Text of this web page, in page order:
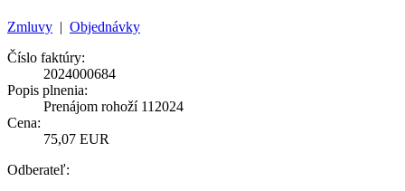
Zmluvy | Objednávky
Číslo faktúry:
2024000684
Popis plnenia:
Prenájom rohoží 112024
Cena:
75,07 EUR
Odberateľ: